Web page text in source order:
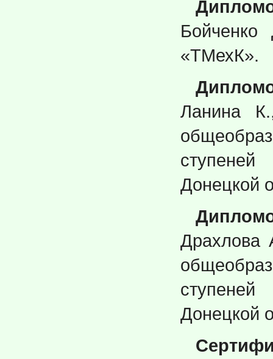
«ТМехК».
Ланина
Донецкой
Драхлова
Донецкой